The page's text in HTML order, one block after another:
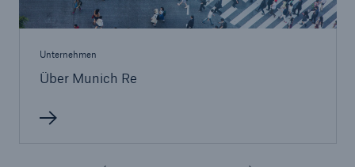
Unternehmen
Über Munich Re